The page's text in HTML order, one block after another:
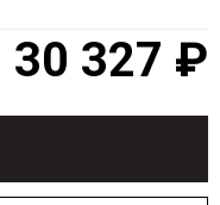
30 327 ₽